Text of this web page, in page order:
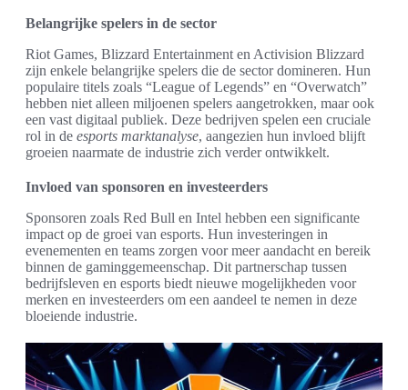
Belangrijke spelers in de sector
Riot Games, Blizzard Entertainment en Activision Blizzard
zijn enkele belangrijke spelers die de sector domineren. Hun
populaire titels zoals “League of Legends” en “Overwatch”
hebben niet alleen miljoenen spelers aangetrokken, maar ook
een vast digitaal publiek. Deze bedrijven spelen een cruciale
rol in de esports marktanalyse, aangezien hun invloed blijft
groeien naarmate de industrie zich verder ontwikkelt.
Invloed van sponsoren en investeerders
Sponsoren zoals Red Bull en Intel hebben een significante
impact op de groei van esports. Hun investeringen in
evenementen en teams zorgen voor meer aandacht en bereik
binnen de gaminggemeenschap. Dit partnerschap tussen
bedrijfsleven en esports biedt nieuwe mogelijkheden voor
merken en investeerders om een aandeel te nemen in deze
bloeiende industrie.